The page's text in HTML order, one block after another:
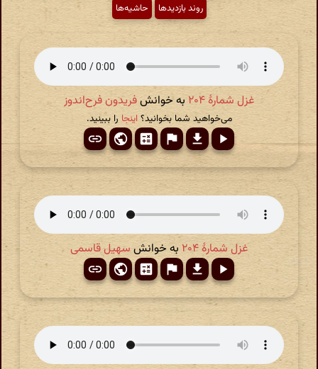
روند بازدیدها
حاشیه‌ها
غزل شمارهٔ ۲۰۴ به خوانشفریدون فرح‌اندوز
می‌خواهید شما بخوانید؟ اینجا را ببینید.
غزل شمارهٔ ۲۰۴ به خوانشسهیل قاسمی